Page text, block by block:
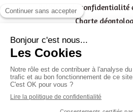
Politique de confidentialité
Charte
Annuaires
HYGIÈNE &
HONORAIRES &
Rechercher